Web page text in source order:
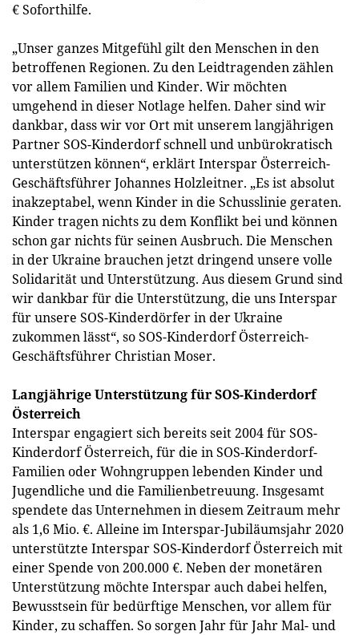
€ Soforthilfe.
„Unser ganzes Mitgefühl gilt den Menschen in den
betroffenen Regionen. Zu den Leidtragenden zählen
vor allem Familien und Kinder. Wir möchten
umgehend in dieser Notlage helfen. Daher sind wir
dankbar, dass wir vor Ort mit unserem langjährigen
Partner SOS-Kinderdorf schnell und unbürokratisch
unterstützen können“, erklärt Interspar Österreich-
Geschäftsführer Johannes Holzleitner. „Es ist absolut
inakzeptabel, wenn Kinder in die Schusslinie geraten.
Kinder tragen nichts zu dem Konflikt bei und können
schon gar nichts für seinen Ausbruch. Die Menschen
in der Ukraine brauchen jetzt dringend unsere volle
Solidarität und Unterstützung. Aus diesem Grund sind
wir dankbar für die Unterstützung, die uns Interspar
für unsere SOS-Kinderdörfer in der Ukraine
zukommen lässt“, so SOS-Kinderdorf Österreich-
Geschäftsführer Christian Moser.
Langjährige Unterstützung für SOS-Kinderdorf
Österreich
Interspar engagiert sich bereits seit 2004 für SOS-
Kinderdorf Österreich, für die in SOS-Kinderdorf-
Familien oder Wohngruppen lebenden Kinder und
Jugendliche und die Familienbetreuung. Insgesamt
spendete das Unternehmen in diesem Zeitraum mehr
als 1,6 Mio. €. Alleine im Interspar-Jubiläumsjahr 2020
unterstützte Interspar SOS-Kinderdorf Österreich mit
einer Spende von 200.000 €. Neben der monetären
Unterstützung möchte Interspar auch dabei helfen,
Bewusstsein für bedürftige Menschen, vor allem für
Kinder, zu schaffen. So sorgen Jahr für Jahr Mal- und